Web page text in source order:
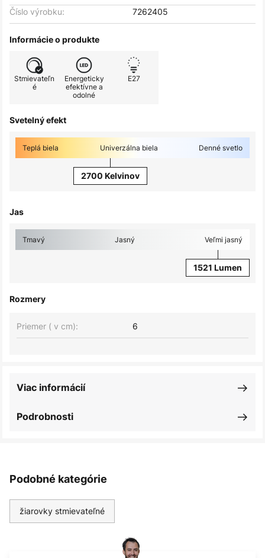
Číslo výrobku:
7262405
Informácie o produkte
Stmievateľn
é
Energeticky
efektívne a
odolné
E27
Svetelný efekt
Teplá biela Univerzálna biela Denné svetlo
2700 Kelvinov
Jas
Tmavý Jasný Veľmi jasný
1521 Lumen
Rozmery
Priemer ( v cm): 6
Podrobnosti
Viac informácií
Podobné kategórie
žiarovky stmievateľné